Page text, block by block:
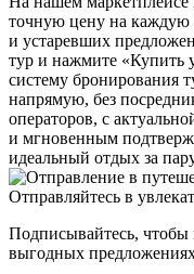
точную цену на каждую
и устаревших
тур и нажмите «Купить
систему бронирования
напрямую, без
операторов, с
и мгновенным
идеальный отдых за
Отправляйтесь в
Подписывайтесь, чтобы
выгодных